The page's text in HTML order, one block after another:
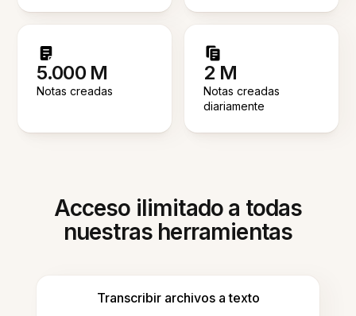
5.000 M
Notas creadas
2 M
Notas creadas
diariamente
Acceso ilimitado a todas
nuestras herramientas
Transcribir archivos a texto